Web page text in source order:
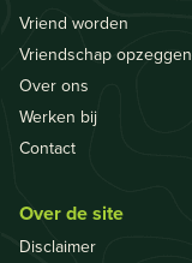
Vriend worden
Vriendschap opzeggen
Over ons
Werken bij
Contact
Over de site
Disclaimer